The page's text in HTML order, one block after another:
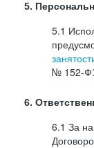
5.
5.1
№ 152-
6.
6.1 За